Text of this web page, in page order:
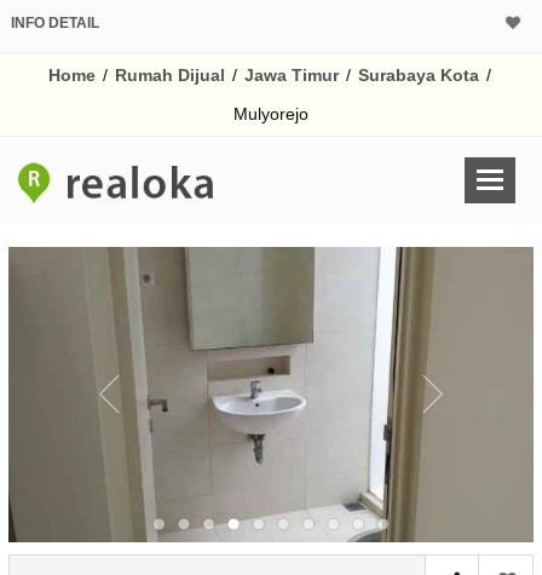
INFO DETAIL
Home / Rumah Dijual / Jawa Timur / Surabaya Kota /
Mulyorejo
Harga Rp
% /th
Untuk hasil simulasi
pada kotak-